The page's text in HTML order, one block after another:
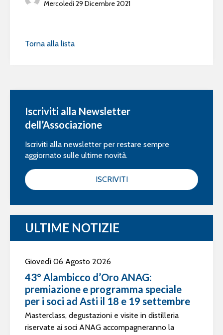
Mercoledì 29 Dicembre 2021
Torna alla lista
Iscriviti alla Newsletter
dell’Associazione
Iscriviti alla newsletter per restare sempre
aggiornato sulle ultime novità.
ISCRIVITI
ULTIME NOTIZIE
Giovedì 06 Agosto 2026
43° Alambicco d’Oro ANAG:
premiazione e programma speciale
per i soci ad Asti il 18 e 19 settembre
Masterclass, degustazioni e visite in distilleria
riservate ai soci ANAG accompagneranno la